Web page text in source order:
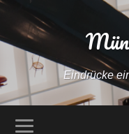
Eindrücke